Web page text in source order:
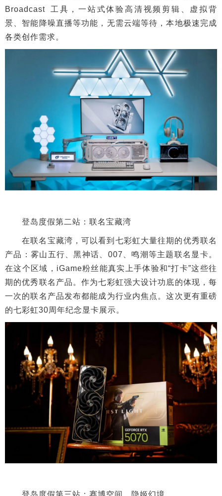
Broadcast 工具，一站式体验高清视频剪辑、虚拟背
景、智能降噪直播等功能，无需云端等待，本地极速完成
各类创作需求。
登岛度假第二站：联名宝藏湾
在联名宝藏湾，可以看到七彩虹大量往期的优秀联名
产品：雾山五行、黑神话、007、鸣潮等主题联名显卡。
在这个区域，iGame粉丝能真实上手体验和“打卡”这些往
期的优秀联名产品。作为七彩虹强大设计功底的体现，每
一次的联名产品发布都能成为行业内焦点。这次更有重磅
的七彩虹30周年纪念显卡展示。